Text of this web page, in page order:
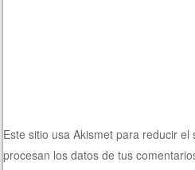
Este sitio usa Akismet para reducir
procesan los datos de tus